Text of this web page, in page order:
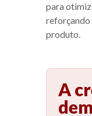
para
reforçando
produto.
A